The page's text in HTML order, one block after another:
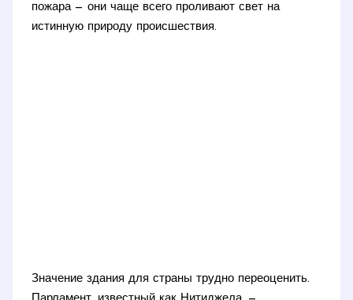
пожара — они чаще всего проливают свет на
истинную природу происшествия.
Значение здания для страны трудно переоценить.